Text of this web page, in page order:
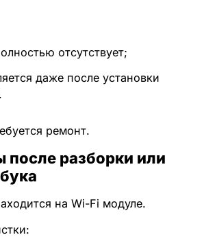
отсутствует;
даже после установки
ремонт.
разборки или
на Wi-Fi модуле.